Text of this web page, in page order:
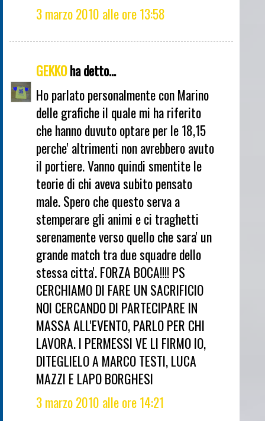
3 marzo 2010 alle ore 13:58
GEKKOha detto...
Ho parlato personalmente con Marino
delle grafiche il quale mi ha riferito
che hanno duvuto optare per le 18,15
perche' altrimenti non avrebbero avuto
il portiere. Vanno quindi smentite le
teorie di chi aveva subito pensato
male. Spero che questo serva a
stemperare gli animi e ci traghetti
serenamente verso quello che sara' un
grande match tra due squadre dello
stessa citta'. FORZA BOCA!!!! PS
CERCHIAMO DI FARE UN SACRIFICIO
NOI CERCANDO DI PARTECIPARE IN
MASSA ALL'EVENTO, PARLO PER CHI
LAVORA. I PERMESSI VE LI FIRMO IO,
DITEGLIELO A MARCO TESTI, LUCA
MAZZI E LAPO BORGHESI
3 marzo 2010 alle ore 14:21